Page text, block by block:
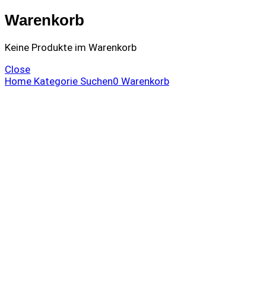
Warenkorb
Keine Produkte im Warenkorb
Close
Home Kategorie Suchen0 Warenkorb